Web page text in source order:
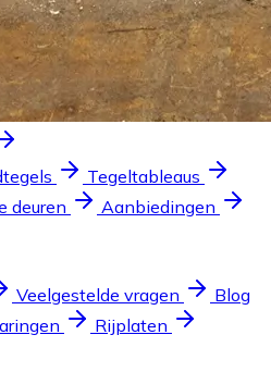
Tegeltableaus
deuren
Aanbiedingen
Veelgestelde vragen
Blog
Rijplaten